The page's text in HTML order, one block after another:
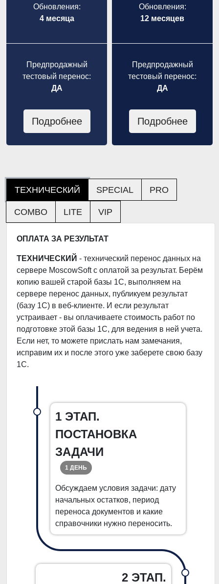
Обновления:
4 месяца
Предпродажный
тестовый перенос:
ДА
Подробнее
Обновления:
12 месяцев
Предпродажный
тестовый перенос:
ДА
Подробнее
ТЕХНИЧЕСКИЙ SPECIAL PRO
COMBO LITE VIP
ОПЛАТА ЗА РЕЗУЛЬТАТ
ТЕХНИЧЕСКИЙ - технический перенос данных на
сервере MoscowSoft с оплатой за результат. Берём
копию вашей старой базы 1С, выполняем на
сервере перенос данных, публикуем результат
(базу 1С) в веб-клиенте. И если результат
устраивает - вы оплачиваете стоимость работ по
подготовке этой базы 1С, для ведения в ней учета.
Если нет, то можете прислать нам замечания,
исправим их и после этого уже заберете свою базу
1С.
1 ЭТАП.
ПОСТАНОВКА
ЗАДАЧИ
1 ДЕНЬ
Обсуждаем условия задачи: дату
начальных остатков, период
переноса документов и какие
справочники нужно переносить.
2 ЭТАП.